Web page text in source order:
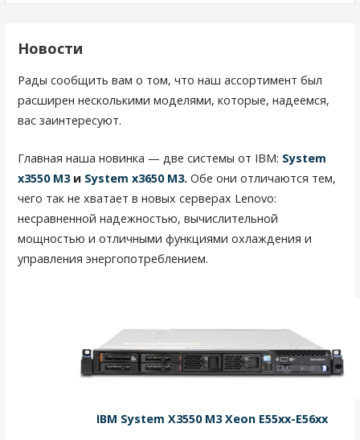
п
о
п
и
Новости
Рады сообщить вам о том, что наш ассортимент был
расширен несколькими моделями, которые, надеемся,
вас заинтересуют.
Главная наша новинка — две системы от IBM: System
x3550 M3и System x3650 M3. Обе они отличаются тем,
чего так не хватает в новых серверах Lenovo:
несравненной надежностью, вычислительной
мощностью и отличными функциями охлаждения и
управления энергопотреблением.
IBM System X3550 M3 Xeon E55xx-E56xx